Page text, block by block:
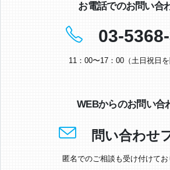
お電話でのお問い合
03-
11：00〜17：00（土日祝日を
WEBからのお問い合
問い合わせ
匿名でのご相談も受け付けてお